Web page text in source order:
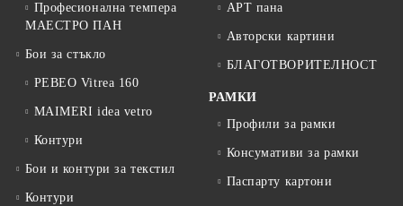
Професионална темпера
МАЕСТРО ПАН
Бои за стъкло
PEBEO Vitrea 160
MAIMERI idea vetro
Контури
Бои и контури за текстил
Контури
АРТ пана
Авторски картини
БЛАГОТВОРИТЕЛНОСТ
РАМКИ
Профили за рамки
Консумативи за рамки
Паспарту картони